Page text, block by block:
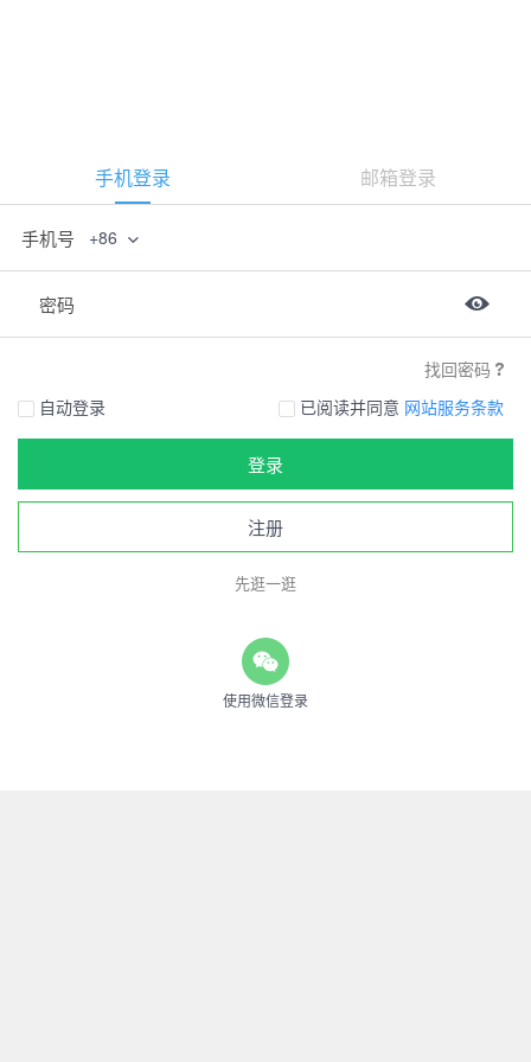
手机登录 邮箱登录
手机号 +86
密码
找回密码
自动登录
已阅读并同意 网站服务条款
登录
注册
先逛一逛
使用微信登录